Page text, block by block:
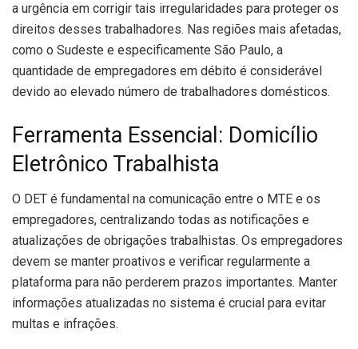
a urgência em corrigir tais irregularidades para proteger os
direitos desses trabalhadores. Nas regiões mais afetadas,
como o Sudeste e especificamente São Paulo, a
quantidade de empregadores em débito é considerável
devido ao elevado número de trabalhadores domésticos.
Ferramenta Essencial: Domicílio
Eletrônico Trabalhista
O DET é fundamental na comunicação entre o MTE e os
empregadores, centralizando todas as notificações e
atualizações de obrigações trabalhistas. Os empregadores
devem se manter proativos e verificar regularmente a
plataforma para não perderem prazos importantes. Manter
informações atualizadas no sistema é crucial para evitar
multas e infrações.